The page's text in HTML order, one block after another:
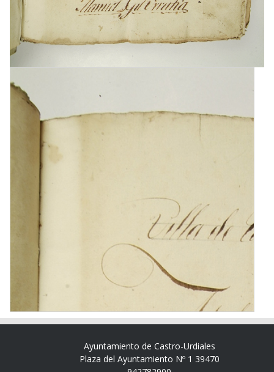
Ayuntamiento de Castro-Urdiales
Plaza del Ayuntamiento Nº 1 39470